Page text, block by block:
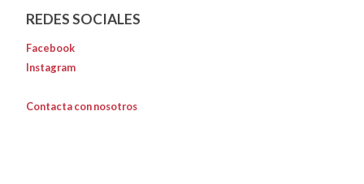
REDES SOCIALES
Facebook
Instagram
Contacta con nosotros